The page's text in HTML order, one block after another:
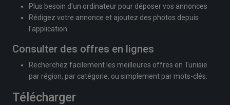
Plus besoin d'un ordinateur pour déposer vos annonces
Rédigez votre annonce et ajoutez des photos depuis
l'application
Consulter des offres en lignes
Recherchez facilement les meilleures offres en Tunisie
par région, par catégorie, ou simplement par mots-clés.
Télécharger